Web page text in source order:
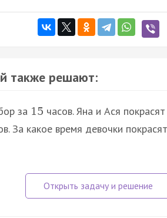
также решают:
за 15 часов. Яна и Ася
За какое время девочки